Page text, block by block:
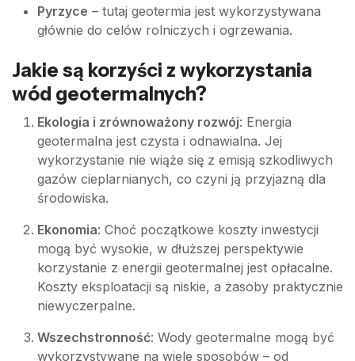
Pyrzyce – tutaj geotermia jest wykorzystywana
głównie do celów rolniczych i ogrzewania.
Jakie są korzyści z wykorzystania
wód geotermalnych?
Ekologia i zrównoważony rozwój: Energia
geotermalna jest czysta i odnawialna. Jej
wykorzystanie nie wiąże się z emisją szkodliwych
gazów cieplarnianych, co czyni ją przyjazną dla
środowiska.
Ekonomia: Choć początkowe koszty inwestycji
mogą być wysokie, w dłuższej perspektywie
korzystanie z energii geotermalnej jest opłacalne.
Koszty eksploatacji są niskie, a zasoby praktycznie
niewyczerpalne.
Wszechstronność: Wody geotermalne mogą być
wykorzystywane na wiele sposobów – od